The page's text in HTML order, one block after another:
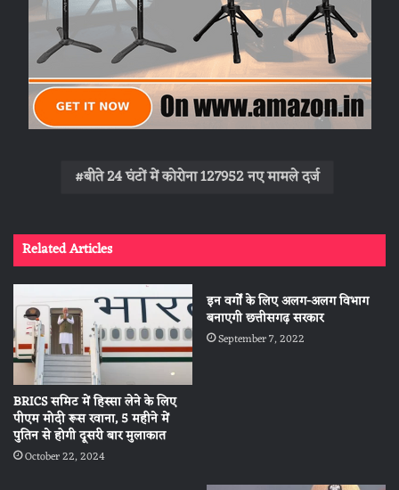
बीते 24 घंटों में कोरोना 127952 नए मामले दर्ज
Related Articles
BRICS समिट में हिस्सा लेने के लिए
पीएम मोदी रूस रवाना, 5 महीने में
पुतिन से होगी दूसरी बार मुलाकात
October 22, 2024
इन वर्गों के लिए अलग-अलग विभाग
बनाएगी छत्तीसगढ़ सरकार
September 7, 2022